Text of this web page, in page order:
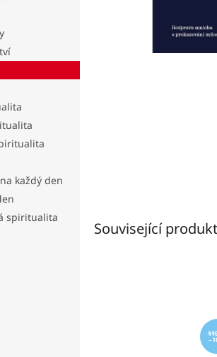
každý den
spiritualita
Související